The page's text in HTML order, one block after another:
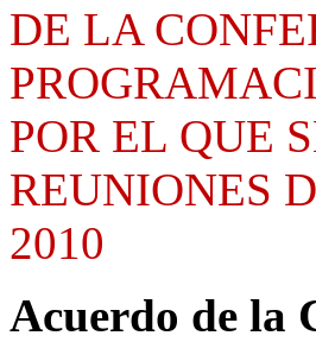
DE LA
POR EL QUE
REUNIONES
2010
Acuerdo de la